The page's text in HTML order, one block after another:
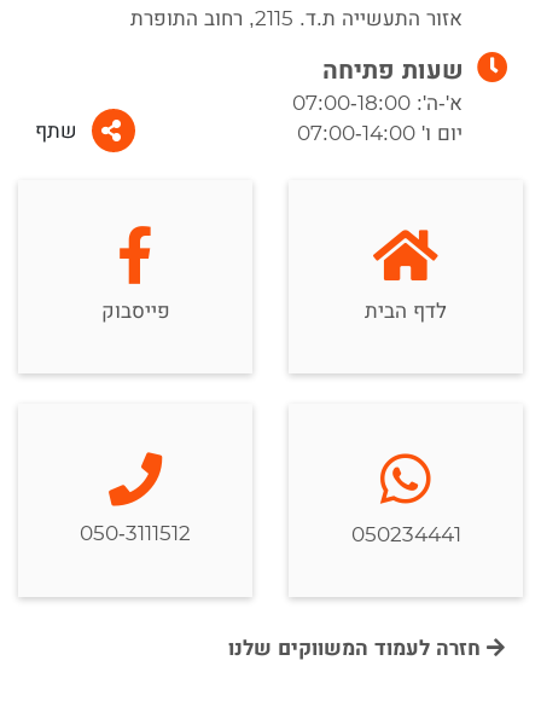
אזור התעשייה ת.ד. 2115, רחוב התופרת
שעות פתיחה
א'-ה': 07:00-18:00
יום ו' 07:00-14:00
שתף
לדף הבית פייסבוק
050234441
050-3111512
חזרה לעמוד המשווקים שלנו